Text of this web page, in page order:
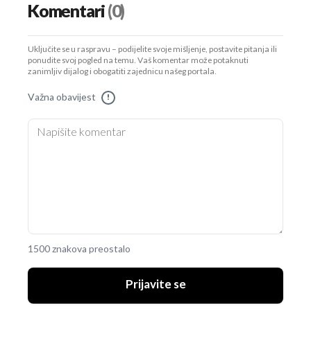
Komentari(0)
Uključite se u raspravu – podijelite svoje mišljenje, postavite pitanja ili
ponudite svoj pogled na temu. Vaš komentar može potaknuti
zanimljiv dijalog i obogatiti zajednicu našeg portala.
Važna obavijest !
1500 znakova preostalo
Prijavite se